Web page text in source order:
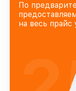
По
на весь прайс